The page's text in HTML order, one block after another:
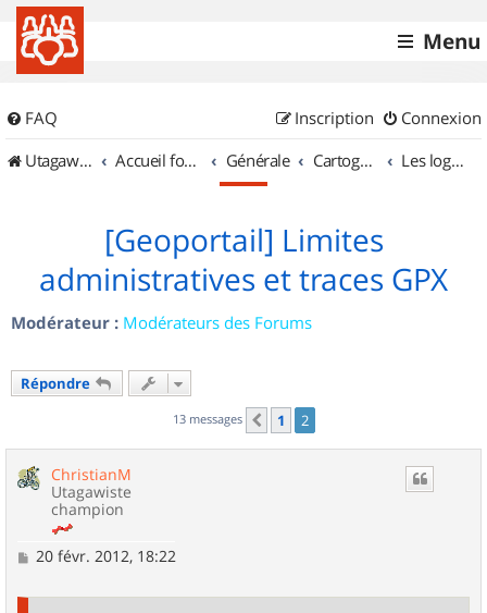
Menu
FAQ Connexion
Inscription
UtagawaVTT (Randos VTT et VTTAE avec traces GPS)
Accueil forum Générale Cartographie et GPS Les logiciels
[Geoportail] Limites
administratives et traces GPX
Modérateur : Modérateurs des Forums
Répondre
13 messages Précédent
1 2
ChristianM
Utagawiste
champion
M
20 févr. 2012, 18:22